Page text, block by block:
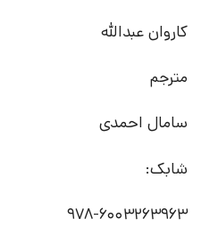
کاروان عبدالله
مترجم
سامال احمدی
شابک:
978-6003263963